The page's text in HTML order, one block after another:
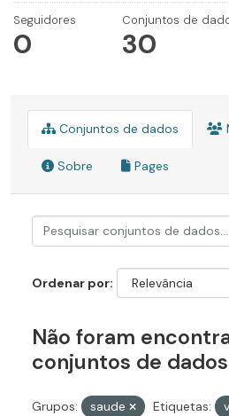
Seguidores
0
Conjuntos de
30
Conjuntos de dados
Sobre Pages
Ordenar por
Não foram
conjuntos de dados
Grupos: saude Etiquetas: